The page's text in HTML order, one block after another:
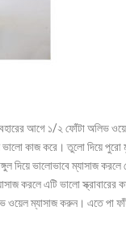
আগে ১/২ ফোঁটা অলিভ
কাজ করে। তুলো দিয়ে পুরো
দিয়ে ভালোভাবে ম্যাসাজ
করলে এটি ভালো স্ক্রাবারের
ওয়েল ম্যাসাজ করুন। এতে পা